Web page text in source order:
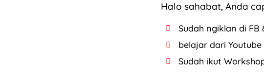
Halo sahabat, Anda
Sudah ngiklan di
belajar dari
Sudah ikut